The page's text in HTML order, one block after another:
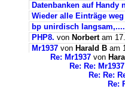
Datenbanken auf
Wieder alle Einträge weg
bp unirdisch langsam,....
PHP8. von Norbertam
Mr1937 von Harald B am
Re: Mr1937 von
Re: Re: Mr1937
Re: Re:
Re: